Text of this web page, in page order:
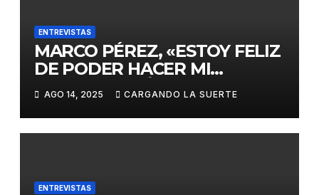
ENTREVISTAS
MARCO PÉREZ, «ESTOY FELIZ
DE PODER HACER MI
PRESENTACIÓN COMO
MATADOR DE TOROS EN
CIUDAD REAL»
AGO 14, 2025 CARGANDO LA SUERTE
ENTREVISTAS